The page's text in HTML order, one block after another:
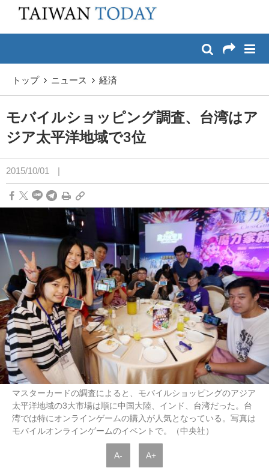
メイン コンテンツへスキップ
トップ ニュース 経済
モバイルショッピング調査、台湾はア
ジア太平洋地域で3位
2015/10/01 |
マスターカードの調査によると、モバイルショッピングのアジア
太平洋地域の3大市場は順に中国大陸、インド、台湾だった。台
湾では特にオンラインゲームの購入が人気となっている。写真は
モバイルオンラインゲームのイベントで。（中央社）
A- A+